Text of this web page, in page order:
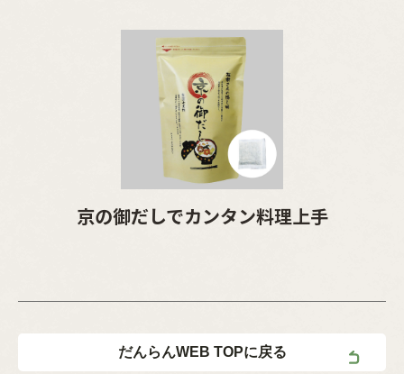
京の御だしでカンタン料理上手
だんらんWEB TOPに戻る